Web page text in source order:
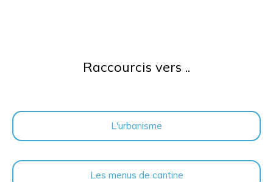
Raccourcis vers ..
L'urbanisme
Les menus de cantine